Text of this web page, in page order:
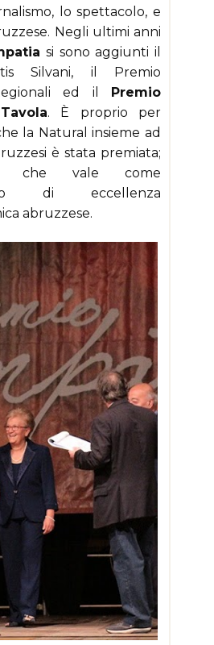
lo spettacolo, e
Negli ultimi anni
si sono aggiunti il
Silvani, il Premio
ed il Premio
. È proprio per
la Natural insieme ad
è stata premiata;
che vale come
di eccellenza
abruzzese.